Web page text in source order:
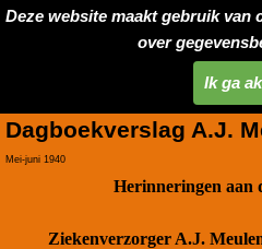
Deze website maakt gebruik van
over
Ik ga
Dagboekverslag A.J.
Mei-juni 1940
Herinneringen aan
Ziekenverzorger A.J.